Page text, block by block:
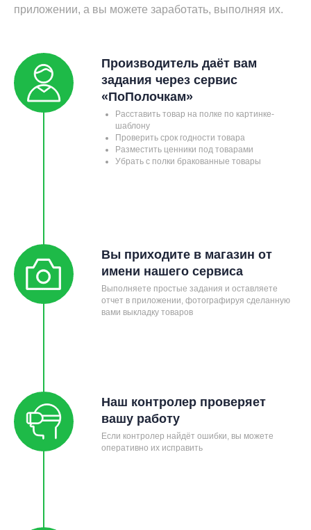
приложении, а вы можете заработать, выполняя их.
Производитель даёт вам
задания через сервис
«ПоПолочкам»
Расставить товар на полке по картинке-
шаблону
Проверить срок годности товара
Разместить ценники под товарами
Убрать с полки бракованные товары
Вы приходите в магазин от
имени нашего сервиса
Выполняете простые задания и оставляете
отчет в приложении, фотографируя сделанную
вами выкладку товаров
Наш контролер проверяет
вашу работу
Если контролер найдёт ошибки, вы можете
оперативно их исправить